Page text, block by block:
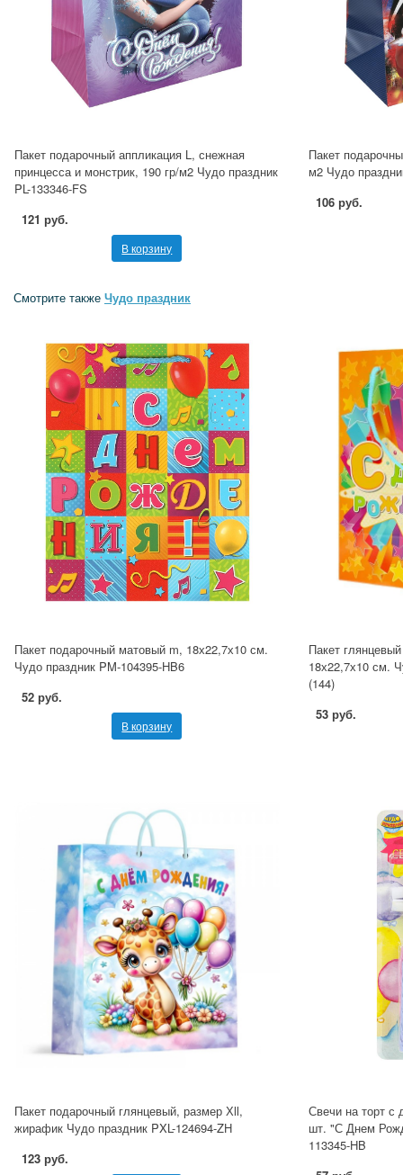
Пакет подарочный аппликация L, снежная
принцесса и монстрик, 190 гр/м2 Чудо праздник
PL-133346-FS
121 руб.
В корзину
Пакет
м2 Чудо
106 руб.
Смотрите также Чудо праздник
Пакет подарочный матовый m, 18х22,7х10 см.
Чудо праздник PM-104395-HB6
52 руб.
В корзину
Пакет
18х22,7х10 см.
(144)
53 руб.
Пакет подарочный глянцевый, размер Хll,
жирафик Чудо праздник PXL-124694-ZH
123 руб.
Свечи на торт с
шт. "С Днем
113345-HB